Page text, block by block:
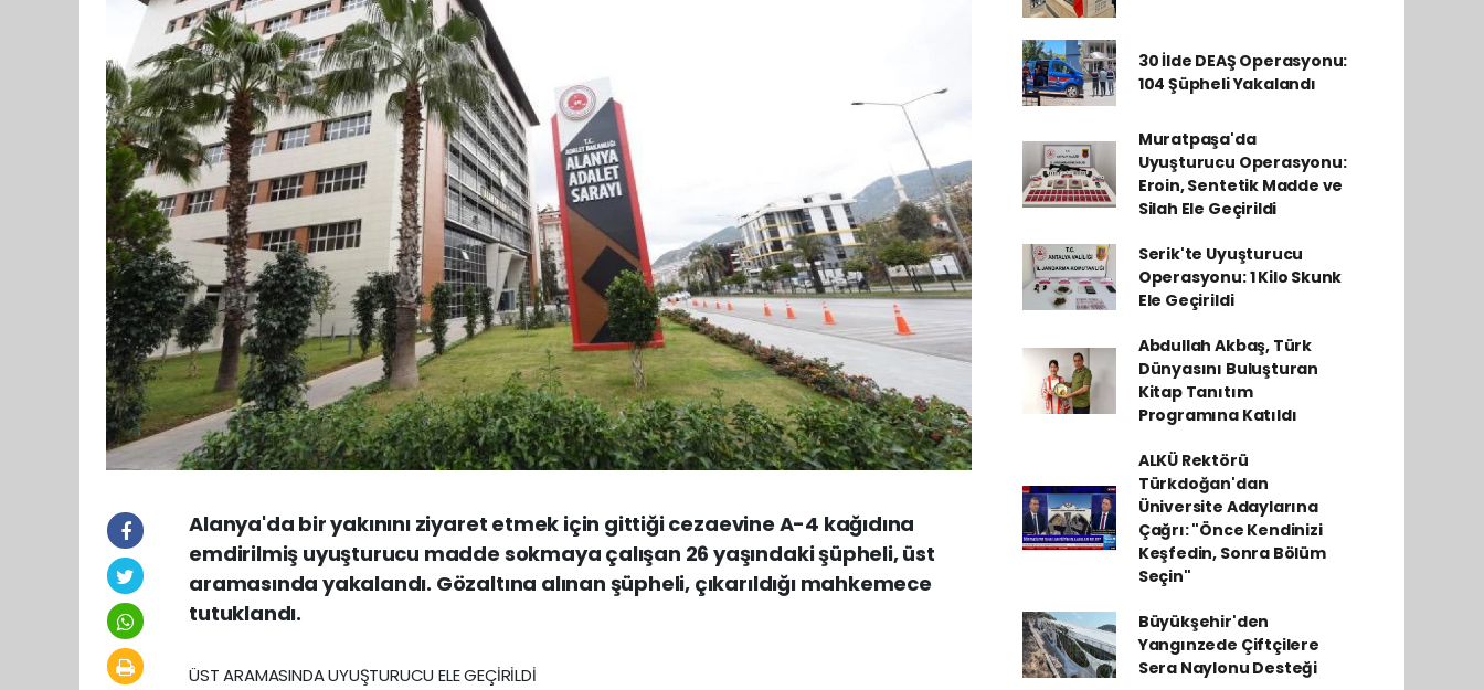
Alanya'da bir yakınını ziyaret etmek için gittiği cezaevine A-4 kağıdına
emdirilmiş uyuşturucu madde sokmaya çalışan 26 yaşındaki şüpheli, üst
aramasında yakalandı. Gözaltına alınan şüpheli, çıkarıldığı mahkemece
tutuklandı.
ÜST ARAMASINDA UYUŞTURUCU ELE GEÇİRİLDİ
30 İlde DEAŞ Operasyonu:
104 Şüpheli Yakalandı
Muratpaşa'da
Uyuşturucu Operasyonu:
Eroin, Sentetik Madde ve
Silah Ele Geçirildi
Serik'te Uyuşturucu
Operasyonu: 1 Kilo Skunk
Ele Geçirildi
Abdullah Akbaş, Türk
Dünyasını Buluşturan
Kitap Tanıtım
Programına Katıldı
ALKÜ Rektörü
Türkdoğan'dan
Üniversite Adaylarına
Çağrı: "Önce Kendinizi
Keşfedin, Sonra Bölüm
Seçin"
Büyükşehir'den
Yangınzede Çiftçilere
Sera Naylonu Desteği